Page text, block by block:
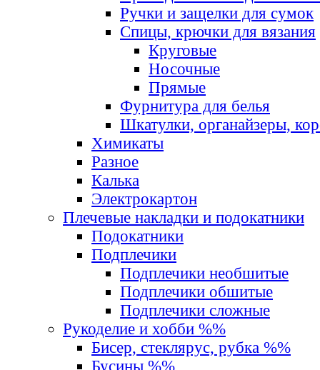
Ручки и защелки для сумок
Спицы, крючки для вязания
Круговые
Носочные
Прямые
Фурнитура для белья
Шкатулки, органайзеры,
Химикаты
Разное
Калька
Электрокартон
Плечевые накладки и подокатники
Подокатники
Подплечики
Подплечики необшитые
Подплечики обшитые
Подплечики сложные
Рукоделие и хобби %%
Бисер, стеклярус, рубка %%
Бусины %%